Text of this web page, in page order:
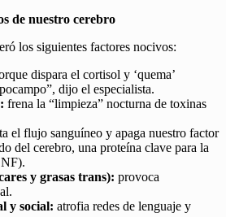
de nuestro cerebro
los siguientes factores nocivos:
dispara el cortisol y ‘quema’
dijo el especialista.
frena la “limpieza” nocturna de toxinas
el flujo sanguíneo y apaga nuestro factor
del cerebro, una proteína clave para la
y grasas trans): provoca
y social: atrofia redes de lenguaje y